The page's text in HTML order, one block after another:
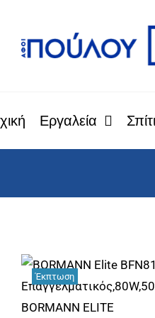
περιεχόμενο
Εργαλεία
Έκπτωση